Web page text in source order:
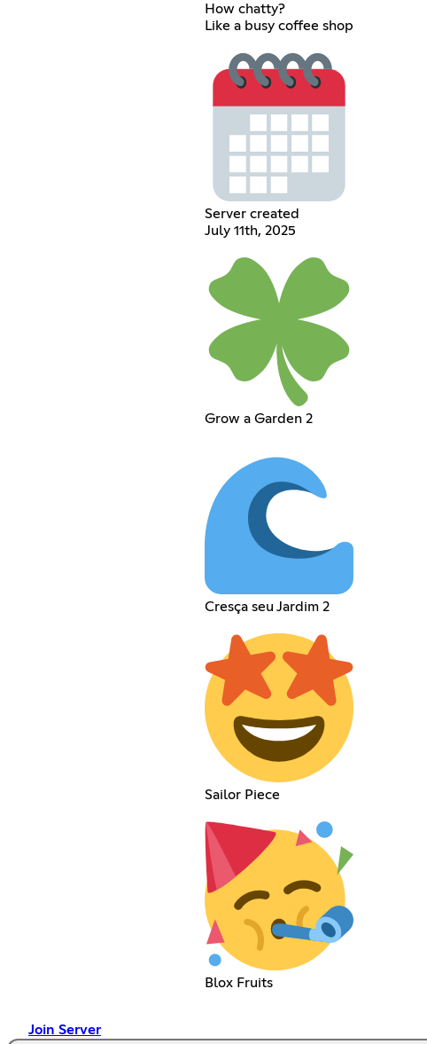
How chatty?
Like a busy coffee shop
Server created
July 11th, 2025
Grow a Garden 2
Cresça seu Jardim 2
Sailor Piece
Blox Fruits
Join Server